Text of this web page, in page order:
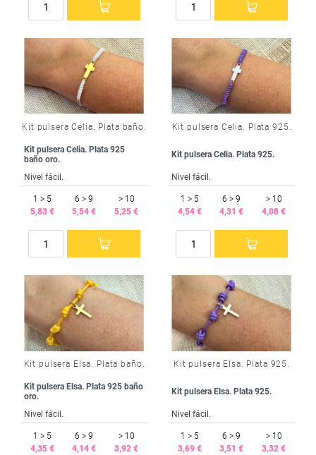
Kit pulsera Celia. Plata baño.
Kit pulsera Celia. Plata 925
baño oro.
Nivel fácil.
1 > 5
5,83 €
6 > 9
5,54 €
> 10
5,25 €
Kit pulsera Celia. Plata 925.
Kit pulsera Celia. Plata 925.
Nivel fácil.
1 > 5
4,54 €
6 > 9
4,31 €
> 10
4,08 €
Kit pulsera Elsa. Plata baño.
Kit pulsera Elsa. Plata 925 baño
oro.
Nivel fácil.
1 > 5
4,35 €
6 > 9
4,14 €
> 10
3,92 €
Kit pulsera Elsa. Plata 925.
Kit pulsera Elsa. Plata 925.
Nivel fácil.
1 > 5
3,69 €
6 > 9
3,51 €
> 10
3,32 €